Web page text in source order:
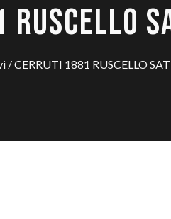
/ CERRUTI 1881 RUSCELLO SAT